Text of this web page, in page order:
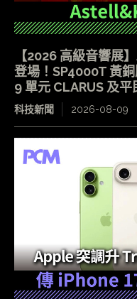
【2026 高級音響展
登場！SP4000T 黃
9 單元 CLARUS 及
科技新聞 2026-08-09